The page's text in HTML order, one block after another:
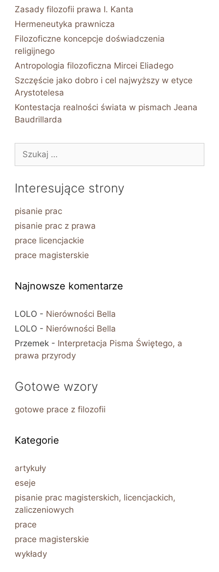
Zasady filozofii prawa I. Kanta
Hermeneutyka prawnicza
Filozoficzne koncepcje doświadczenia
religijnego
Antropologia filozoficzna Mircei Eliadego
Szczęście jako dobro i cel najwyższy w etyce
Arystotelesa
Kontestacja realności świata w pismach Jeana
Baudrillarda
Interesujące strony
pisanie prac
pisanie prac z prawa
prace licencjackie
prace magisterskie
Najnowsze komentarze
LOLO - Nierówności Bella
LOLO - Nierówności Bella
Przemek - Interpretacja Pisma Świętego, a
prawa przyrody
Gotowe wzory
gotowe prace z filozofii
Kategorie
artykuły
eseje
pisanie prac magisterskich, licencjackich,
zaliczeniowych
prace
prace magisterskie
wykłady